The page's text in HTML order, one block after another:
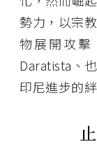
勢力，以宗
物展開攻擊
Daratista、
印尼進步的